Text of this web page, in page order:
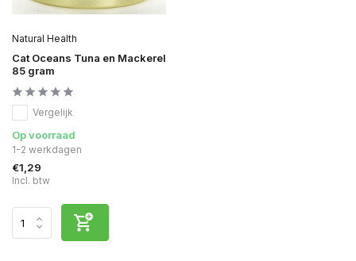
Natural Health
Cat Oceans Tuna en Mackerel
85 gram
Vergelijk
Op voorraad
1-2 werkdagen
€1,29
Incl. btw